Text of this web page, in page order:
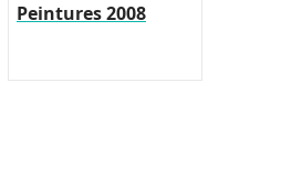
Peintures 2008